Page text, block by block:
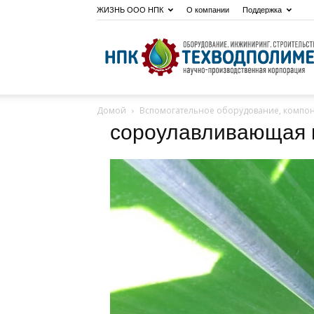
ЖИЗНЬ ООО НПК О компании Поддержка
Домой Вспомогательное оборудование,
сороулавливающая